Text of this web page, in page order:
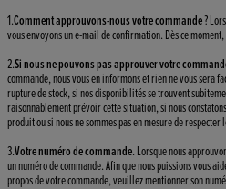
1.Comment approuvons-nous votre commande?
vous envoyons un e-mail de confirmation. Dès ce
2.Si nous ne pouvons pas approuver votre
commande, nous vous en informons et rien ne vous sera
rupture de stock, si nos disponibilités se trouvent
raisonnablement prévoir cette situation, si nous
produit ou si nous ne sommes pas en mesure de
3.Votre numéro de commande. Lorsque nous
un numéro de commande. Afin que nous puissions vous
propos de votre commande, veuillez mentionner son